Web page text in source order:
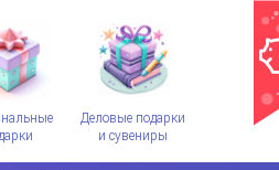
Деловые подарки
и сувениры